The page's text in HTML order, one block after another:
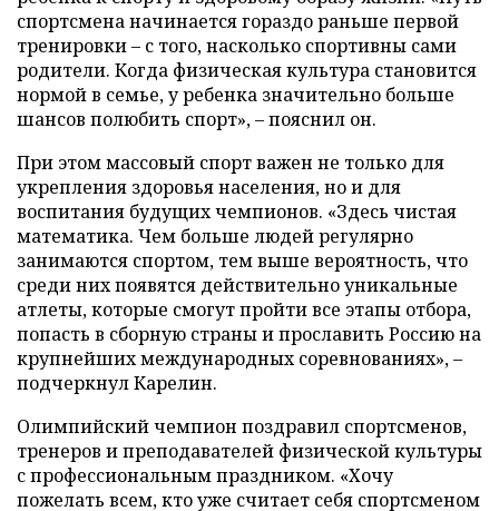
спортсмена начинается гораздо раньше первой
тренировки – с того, насколько спортивны сами
родители. Когда физическая культура становится
нормой в семье, у ребенка значительно больше
шансов полюбить спорт», – пояснил он.
При этом массовый спорт важен не только для
укрепления здоровья населения, но и для
воспитания будущих чемпионов. «Здесь чистая
математика. Чем больше людей регулярно
занимаются спортом, тем выше вероятность, что
среди них появятся действительно уникальные
атлеты, которые смогут пройти все этапы отбора,
попасть в сборную страны и прославить Россию на
крупнейших международных соревнованиях», –
подчеркнул Карелин.
Олимпийский чемпион поздравил спортсменов,
тренеров и преподавателей физической культуры
с профессиональным праздником. «Хочу
пожелать всем, кто уже считает себя спортсменом